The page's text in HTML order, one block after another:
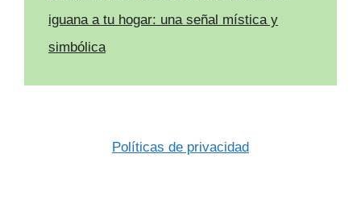
iguana a tu hogar: una señal mística y
simbólica
Políticas de privacidad